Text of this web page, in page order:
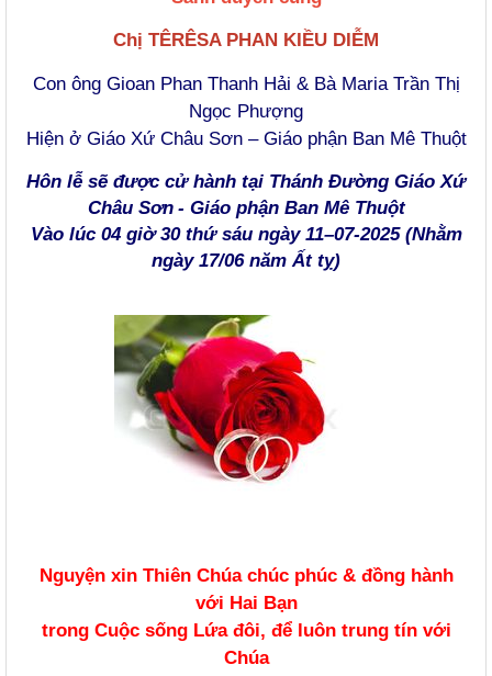
Chị TÊRÊSA PHAN KIỀU DIỄM
Con ông Gioan Phan Thanh Hải & Bà Maria Trần Thị
Ngọc Phượng
Hiện ở Giáo Xứ Châu Sơn – Giáo phận Ban Mê Thuột
Hôn lễ sẽ được cử hành tại Thánh Đường Giáo Xứ
Châu Sơn - Giáo phận Ban Mê Thuột
Vào lúc 04 giờ 30 thứsáungày 11–07-2025 (Nhằm
ngày 17/06 năm Ất tỵ)
Nguyện xin Thiên Chúa chúc phúc & đồng hành
với Hai Bạn
trong Cuộc sống Lứa đôi, để luôn trung tín với
Chúa